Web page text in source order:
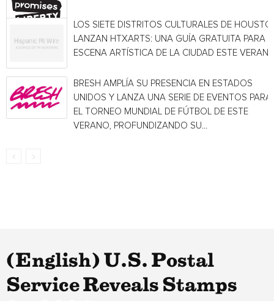
LOS SIETE DISTRITOS CULTURALES DE
LANZAN HTXARTS: UNA GUÍA GRATUITA PARA
ESCENA ARTÍSTICA DE LA CIUDAD ESTE
BRESH AMPLÍA SU PRESENCIA EN ESTADOS
UNIDOS Y LANZA UNA SERIE DE EVENTOS PARA
EL TORNEO MUNDIAL DE FÚTBOL DE ESTE
VERANO, PROFUNDIZANDO SU...
(English) U.S. Postal
Service Reveals Stamps